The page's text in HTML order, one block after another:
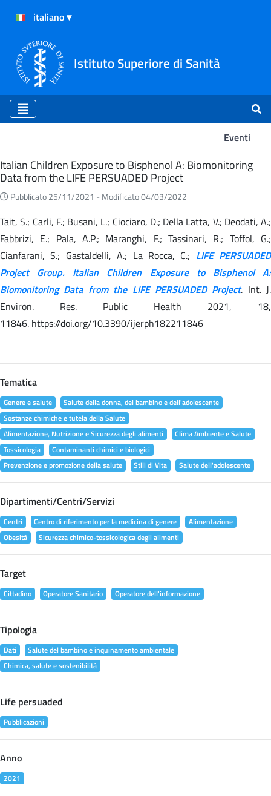
Istituto Superiore di Sanità
Eventi
Eventi
Italian Children Exposure to Bisphenol A: Biomonitoring
Data from the LIFE PERSUADED Project
Pubblicato 25/11/2021 - Modificato 04/03/2022
Tait, S.; Carli, F.; Busani, L.; Ciociaro, D.; Della Latta, V.; Deodati, A.;
Fabbrizi, E.; Pala, A.P.; Maranghi, F.; Tassinari, R.; Toffol, G.;
Cianfarani, S.; Gastaldelli, A.; La Rocca, C.; LIFE PERSUADED
Project Group. Italian Children Exposure to Bisphenol A:
Biomonitoring Data from the LIFE PERSUADED Project. Int. J.
Environ. Res. Public Health 2021, 18,
11846. https://doi.org/10.3390/ijerph182211846
Tematica
Genere e salute
Salute della donna, del bambino e dell'adolescente
Sostanze chimiche e tutela della Salute
Alimentazione, Nutrizione e Sicurezza degli alimenti
Clima Ambiente e Salute
Tossicologia
Contaminanti chimici e biologici
Prevenzione e promozione della salute
Stili di Vita Salute dell'adolescente
Dipartimenti/Centri/Servizi
Centri Centro di riferimento per la medicina di genere
Alimentazione
Obesità
Sicurezza chimico-tossicologica degli alimenti
Target
Cittadino Operatore Sanitario Operatore dell'informazione
Tipologia
Dati
Salute del bambino e inquinamento ambientale
Chimica, salute e sostenibilità
Life persuaded
Pubblicazioni
Anno
2021